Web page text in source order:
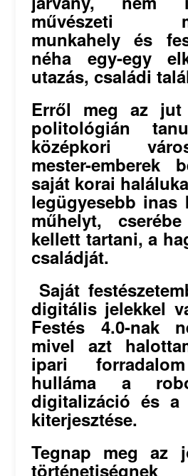
művészeti
munkahely és
néha egy-egy
utazás, családi
Erről meg az jut
politológián
középkori
mester-emberek
saját korai
legügyesebb inas
műhelyt,
kellett tartani, a
családját.
Saját
digitális jelekkel
Festés 4.0-nak
mivel azt
ipari
hulláma a
digitalizáció és
kiterjesztése.
Tegnap meg az